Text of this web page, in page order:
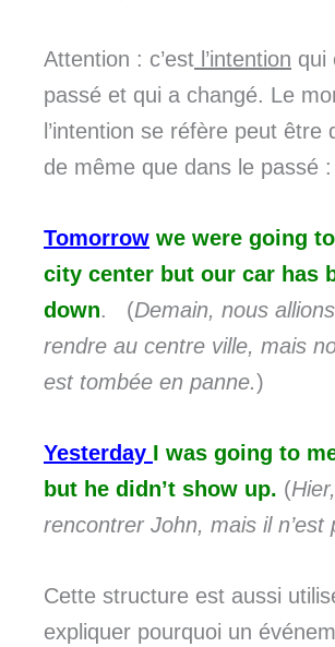
Attention : c’est l’intention qui
passé et qui a changé. Le
l’intention se réfère peut être
de même que dans le passé :
Tomorrow we were going
city center but our car has
down. (Demain, nous
rendre au centre ville, mais
est tombée en panne.)
Yesterday I was going to
but he didn’t show up. (
rencontrer John, mais il n’est
Cette structure est aussi
expliquer pourquoi un